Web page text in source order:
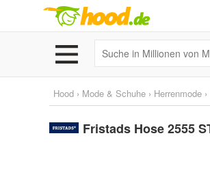
Hood › Mode & Schuhe › Herrenmode ›
Fristads Hose 2555